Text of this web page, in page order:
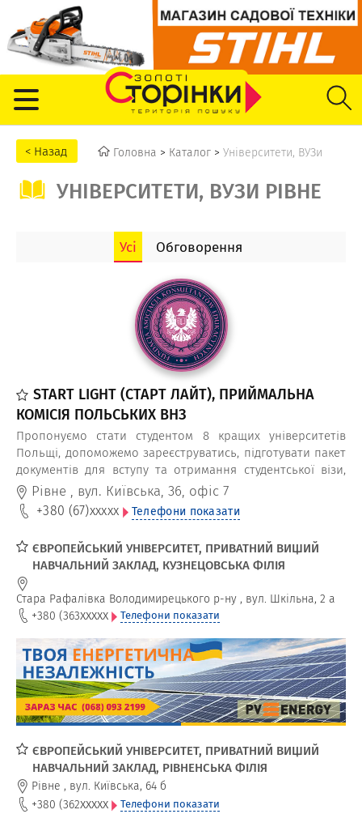
Головна > Каталог > Університети, ВУЗи
УНІВЕРСИТЕТИ, ВУЗИ РІВНЕ
Усі Обговорення
START LIGHT (СТАРТ ЛАЙТ), ПРИЙМАЛЬНА
КОМІСІЯ ПОЛЬСЬКИХ ВНЗ
Пропонуємо стати студентом 8 кращих університетів
Польщі, допоможемо зареєструватись, підготувати пакет
документів для вступу та отримання студентської візи,
безкоштовно подати документи для вступу. Консультації,
супровід абітурієнтів, інформація щодо документів для
вступу та вартості навчання в польських університетах.
Рівне , вул. Київська, 36, офіс 7
+380 (67)xxxxx Телефони показати
ЄВРОПЕЙСЬКИЙ УНІВЕРСИТЕТ, ПРИВАТНИЙ ВИЩИЙ
НАВЧАЛЬНИЙ ЗАКЛАД, КУЗНЕЦОВСЬКА ФІЛІЯ
Стара Рафалівка Володимирецького р-ну , вул. Шкільна, 2 а
+380 (363xxxxx Телефони показати
ЄВРОПЕЙСЬКИЙ УНІВЕРСИТЕТ, ПРИВАТНИЙ ВИЩИЙ
НАВЧАЛЬНИЙ ЗАКЛАД, РІВНЕНСЬКА ФІЛІЯ
Рівне , вул. Київська, 64 б
+380 (362xxxxx Телефони показати